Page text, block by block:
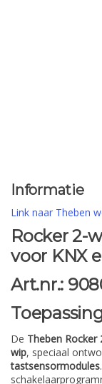
Informatie
Link naar Theben
Rocker 2-
voor KNX
Art.nr.:
De Theben Rocker
wip, speciaal
tastsensormodules